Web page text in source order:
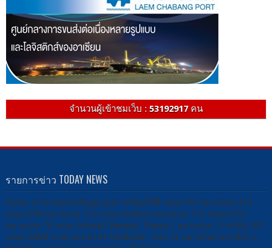
จำนวนผู้เข้าชมเว็บ : 53192917คน
รายการข่าว TODAY NEWS
รับชม -ผ่านกล่องรับสัญญาณดาวเทียมได้ที่ กล่อง PSI หมายเลข 212
กล่อง IPM หมายเลข 115 กล่อง Sunbox หมายเลข 113 กล่อง DTV
หมายเลข 79 กล่อง Infosat/ Ideasat/ Thaisat / หมายเลข 114 หรือ 167
กล่อง GMM Z หมายเลข141 Facebook : ช่อง 13 สยามไทย สถานีข่าว